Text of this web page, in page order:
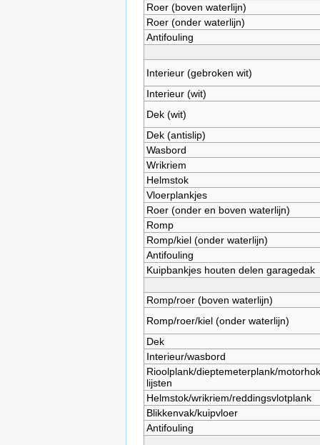
Roer (boven waterlijn)
Roer (onder waterlijn)
Antifouling
Interieur (gebroken wit)
Interieur (wit)
Dek (wit)
Dek (antislip)
Wasbord
Wrikriem
Helmstok
Vloerplankjes
Roer (onder en boven waterlijn)
Romp
Romp/kiel (onder waterlijn)
Antifouling
Kuipbankjes houten delen garagedak
Romp/roer (boven waterlijn)
Romp/roer/kiel (onder waterlijn)
Dek
Interieur/wasbord
Rioolplank/dieptemeterplank/
lijsten
Helmstok/wrikriem/reddingsvlotplank
Blikkenvak/kuipvloer
Antifouling